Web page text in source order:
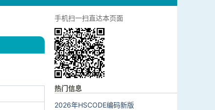
手机扫一扫直达本页面
热门信息
2026年HSCODE编码新版